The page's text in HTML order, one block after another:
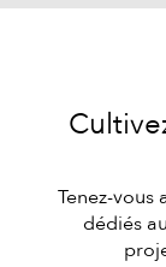
Tenez-vous
dédiés